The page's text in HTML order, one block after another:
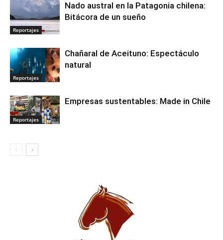
Reportajes
Nado austral en la Patagonia chilena:
Bitácora de un sueño
Reportajes
Chañaral de Aceituno: Espectáculo
natural
Reportajes
Empresas sustentables: Made in Chile